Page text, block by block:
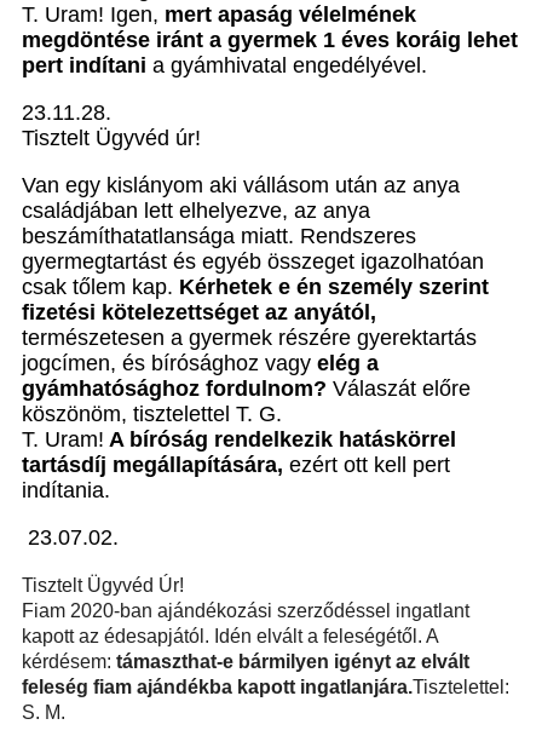
T. Uram! Igen, mert apaság vélelmének
megdöntése iránt a gyermek 1 éves koráig lehet
pert indítani a gyámhivatal engedélyével.
23.11.28.
Tisztelt Ügyvéd úr!
Van egy kislányom aki vállásom után az anya
családjában lett elhelyezve, az anya
beszámíthatatlansága miatt. Rendszeres
gyermegtartást és egyéb összeget igazolhatóan
csak tőlem kap. Kérhetek e én személy szerint
fizetési kötelezettséget az anyától,
természetesen a gyermek részére gyerektartás
jogcímen, és bírósághoz vagy elég a
gyámhatósághoz fordulnom? Válaszát előre
köszönöm, tisztelettel T. G.
T. Uram! A bíróság rendelkezik hatáskörrel
tartásdíj megállapítására, ezért ott kell pert
indítania.
23.07.02.
Tisztelt Ügyvéd Úr!
Fiam 2020-ban ajándékozási szerződéssel ingatlant
kapott az édesapjától. Idén elvált a feleségétől. A
kérdésem: támaszthat-e bármilyen igényt az elvált
feleség fiam ajándékba kapott ingatlanjára.Tisztelettel:
S. M.